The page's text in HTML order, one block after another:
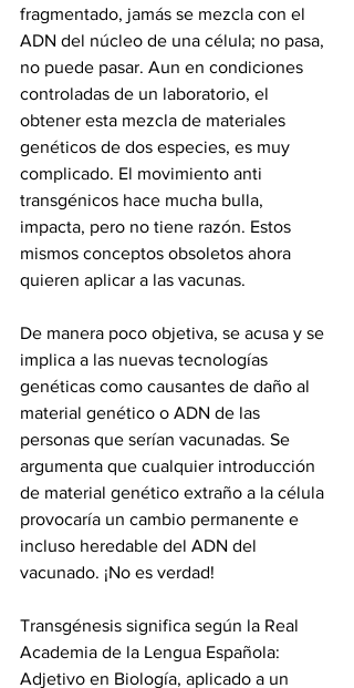
fragmentado, jamás se mezcla con el
ADN del núcleo de una célula; no pasa,
no puede pasar. Aun en condiciones
controladas de un laboratorio, el
obtener esta mezcla de materiales
genéticos de dos especies, es muy
complicado. El movimiento anti
transgénicos hace mucha bulla,
impacta, pero no tiene razón. Estos
mismos conceptos obsoletos ahora
quieren aplicar a las vacunas.
De manera poco objetiva, se acusa y se
implica a las nuevas tecnologías
genéticas como causantes de daño al
material genético o ADN de las
personas que serían vacunadas. Se
argumenta que cualquier introducción
de material genético extraño a la célula
provocaría un cambio permanente e
incluso heredable del ADN del
vacunado. ¡No es verdad!
Transgénesis significa según la Real
Academia de la Lengua Española:
Adjetivo en Biología, aplicado a un